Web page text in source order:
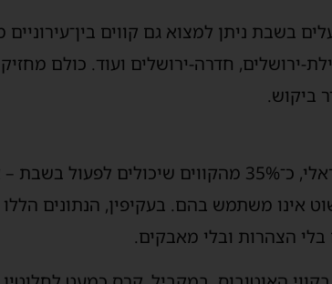
בשבת ניתן למצוא גם קווים
ירושלים, חדרה-ירושלים ועוד. כולם
ביקוש.
לפי נתוני המכון הישראלי, כ־35% מהקווים
אינו משתמש בהם. בעקיפין, הנתונים
הצהרות ובלי מאבקים.